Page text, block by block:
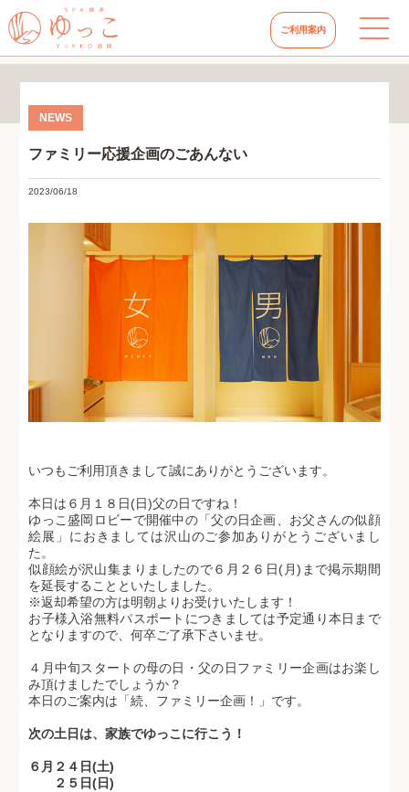
ご利用案内
ファミリー応援企画のごあんない
2023/06/18
いつもご利用頂きまして誠にありがとうございます。
本日は６月１８日(日)父の日ですね！
ゆっこ盛岡ロビーで開催中の「父の日企画、お父さんの似顔
絵展」におきましては沢山のご参加ありがとうございまし
た。
似顔絵が沢山集まりましたので６月２６日(月)まで掲示期間
を延長することといたしました。
※返却希望の方は明朝よりお受けいたします！
お子様入浴無料パスポートにつきましては予定通り本日まで
となりますので、何卒ご了承下さいませ。
４月中旬スタートの母の日・父の日ファミリー企画はお楽し
み頂けましたでしょうか？
本日のご案内は「続、ファミリー企画！」です。
次の土日は、家族でゆっこに行こう！
６月２４日(土)
２５日(日)